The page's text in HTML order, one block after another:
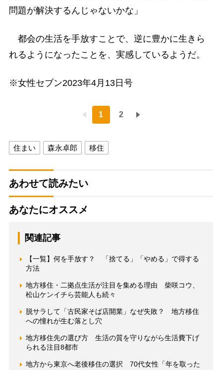
問題が解決するんじゃないかな」
都会の生活を手放すことで、逆に豊かに生きら
れるようになったことを、実感しているようだ。
※女性セブン2023年4月13日号
1 2
住まい 森永卓郎 移住
あわせて読みたい
あなたにオススメ
関連記事
【一覧】何を手放す？ 「捨てる」「やめる」で得する
方法
地方移住・二拠点生活が注目を集める理由 柴咲コウ、
松山ケンイチら芸能人も続々
脱サラして「古民家そば店開業」なぜ失敗？ 地方移住
への憧れが生む落とし穴
地方移住先の選び方 生活の質を守りながら生活費下げ
られる注目8都市
地方から東京へ老後移住の選択 70代女性「年を取った